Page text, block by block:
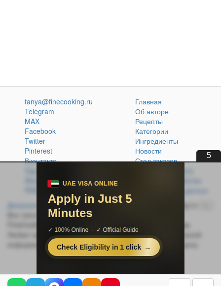
4
tanya@finecooking.ru
Telegram
MAX
Facebook
Twitter
Pinterest
Вконтакте
Одноклассники
Главная
Об авторе
Рецепты
Категории
Ингредиенты
Новости
Стол заказов
Политика обработки
персональных данных
Домашняя кухня без проблем© 2014-2026 FineCooking.ru
Все тексты и фотографии, опубликованные на сайте
FineCooking.ru, защищены законом об авторском праве.
Любая частичная или полная перепечатка опубликованной
информации без активной ссылки на источник запрещена.